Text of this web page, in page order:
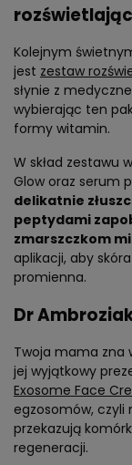
Kolejnym
jest zestaw
słynie z
wybierając ten
formy witamin.
W skład zestawu
Glow oraz serum
delikatnie
peptydami
zmarszczkom
aplikacji, aby
promienna.
Dr
Twoja mama zna
jej wyjątkowy
Exosome Face
egzosomów, czyli
przekazują
regeneracji.